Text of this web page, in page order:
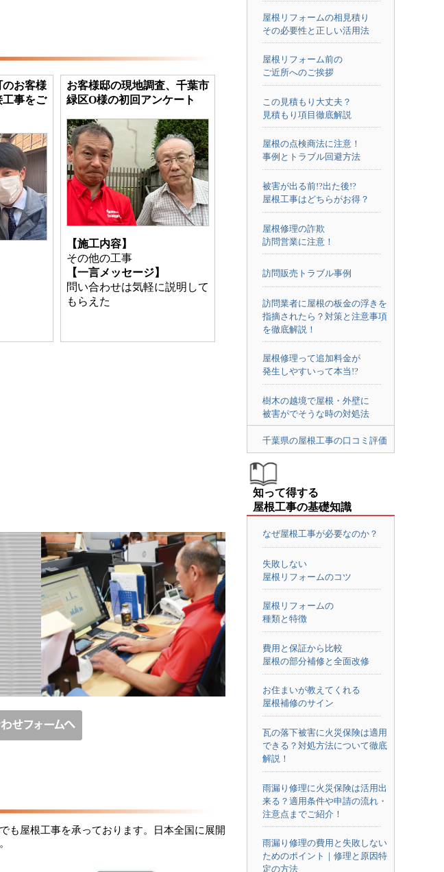
お客様
事をご
お客様邸の現地調査、千葉市
緑区O様の初回アンケート
【施工内容】
その他の工事
【一言メッセージ】
問い合わせは気軽に説明して
もらえた
も屋根工事を承っております。日本全国に展開
屋根リフォームの相見積り
その必要性と正しい活用法
屋根リフォーム前の
ご近所へのご挨拶
この見積もり大丈夫？
見積もり項目徹底解説
屋根の点検商法に注意！
事例とトラブル回避方法
被害が出る前!?出た後!?
屋根工事はどちらがお得？
屋根修理の詐欺
訪問営業に注意！
訪問販売トラブル事例
訪問業者に屋根の板金の浮きを
指摘されたら？対策と注意事項
を徹底解説！
屋根修理って追加料金が
発生しやすいって本当!?
樹木の越境で屋根・外壁に
被害がでそうな時の対処法
千葉県の屋根工事の口コミ評価
知って得する
屋根工事の基礎知識
なぜ屋根工事が必要なのか？
失敗しない
屋根リフォームのコツ
屋根リフォームの
種類と特徴
費用と保証から比較
屋根の部分補修と全面改修
お住まいが教えてくれる
屋根補修のサイン
瓦の落下被害に火災保険は適用
できる？対処方法について徹底
解説！
雨漏り修理に火災保険は活用出
来る？適用条件や申請の流れ・
注意点までご紹介！
雨漏り修理の費用と失敗しない
ためのポイント｜修理と原因特
定の方法